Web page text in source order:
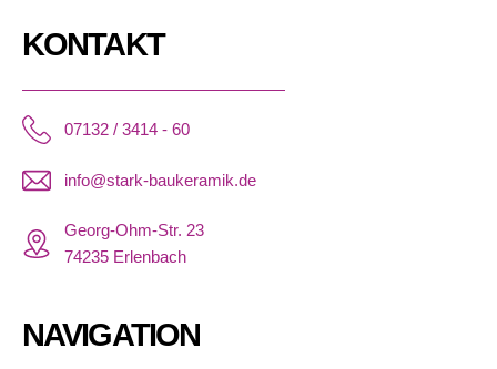
KONTAKT
07132 / 3414 - 60
info@stark-baukeramik.de
Georg-Ohm-Str. 23
74235 Erlenbach
NAVIGATION